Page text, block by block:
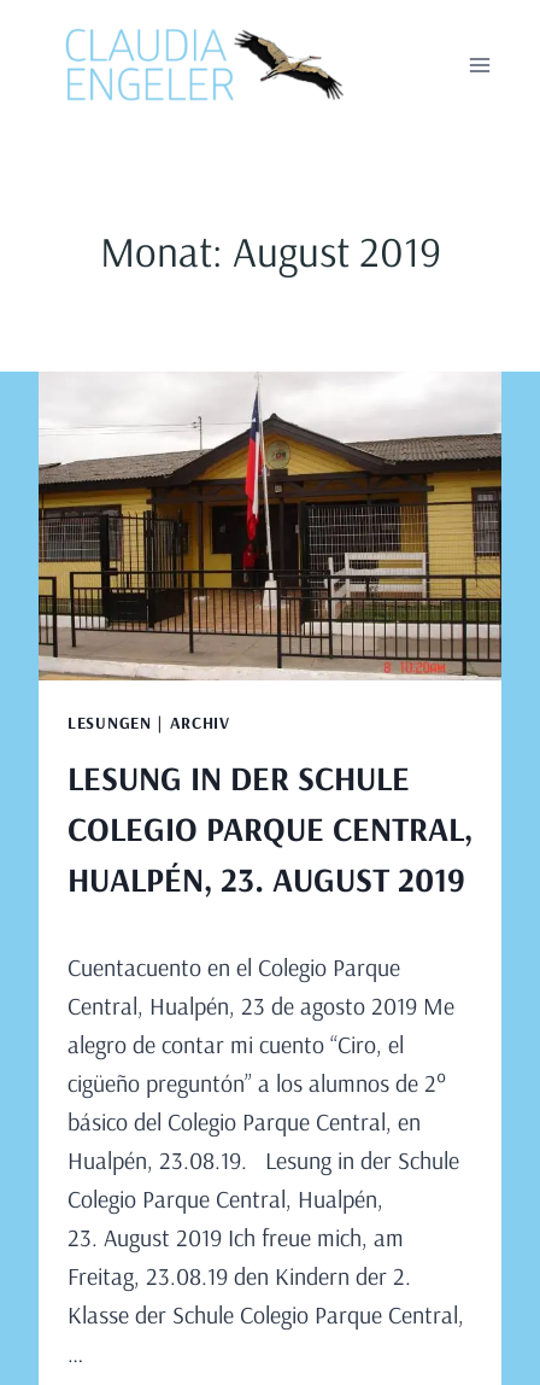
springen
Monat: August 2019
LESUNGEN | ARCHIV
LESUNG IN DER SCHULE
COLEGIO PARQUE CENTRAL,
HUALPÉN, 23. AUGUST 2019
Claudia
Engeler
Cuentacuento en el Colegio Parque
Central, Hualpén, 23 de agosto 2019 Me
alegro de contar mi cuento “Ciro, el
cigüeño preguntón” a los alumnos de 2°
básico del Colegio Parque Central, en
Hualpén, 23.08.19. Lesung in der Schule
Colegio Parque Central, Hualpén,
23. August 2019 Ich freue mich, am
Freitag, 23.08.19 den Kindern der 2.
Klasse der Schule Colegio Parque Central,
…